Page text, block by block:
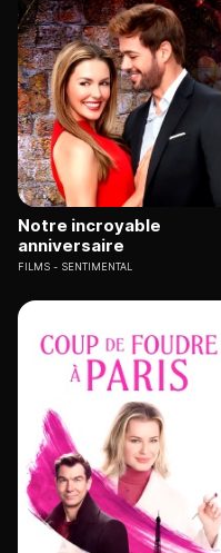
Notre incroyable
anniversaire
FILMS SENTIMENTAL